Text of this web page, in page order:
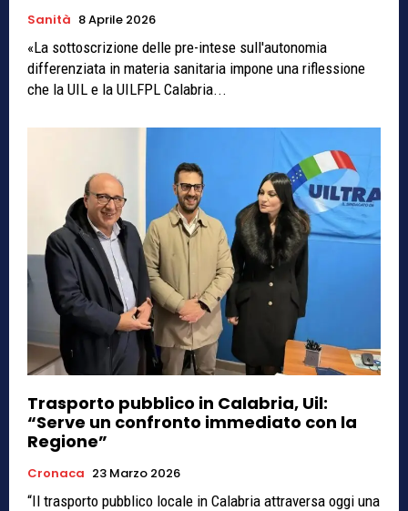
Sanità 8 Aprile 2026
«La sottoscrizione delle pre-intese sull'autonomia
differenziata in materia sanitaria impone una riflessione
che la UIL e la UILFPL Calabria...
Trasporto pubblico in Calabria, Uil:
“Serve un confronto immediato con la
Regione”
Cronaca 23 Marzo 2026
“Il trasporto pubblico locale in Calabria attraversa oggi una